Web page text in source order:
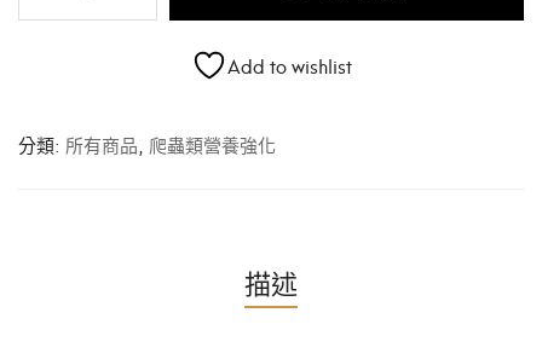
Add to wishlist
分類: 所有商品 爬蟲類營養強化
描述